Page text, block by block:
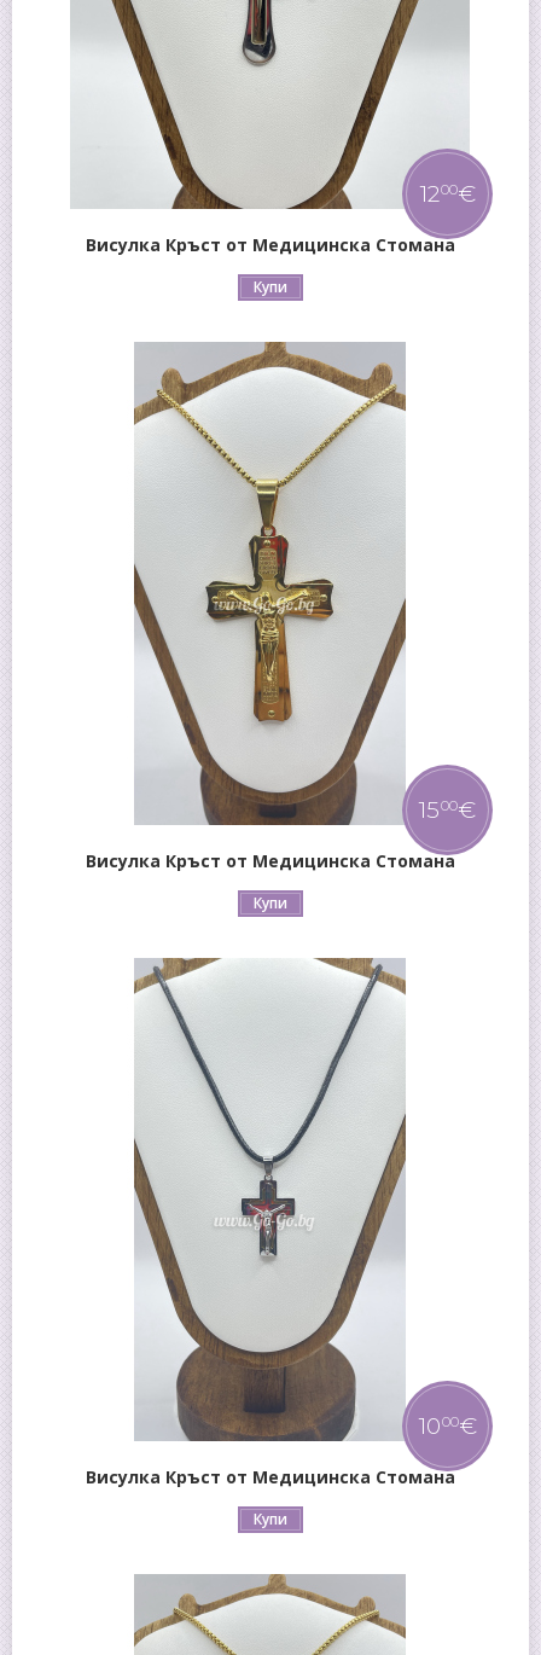
Висулка Кръст от Медицинска Стомана
1200€
Купи
Висулка Кръст от Медицинска Стомана
1500€
Купи
Висулка Кръст от Медицинска Стомана
1000€
Купи